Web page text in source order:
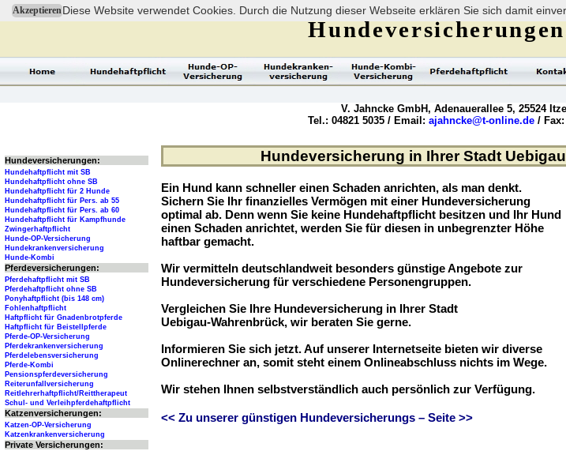
AkzeptierenDiese Website verwendet Cookies. Durch die Nutzung dieser Webseite erklären Sie sich damit
Hundeversicherung in Ihrer Stadt
Ein Hund kann schneller einen Schaden anrichten, als man denkt.
Sichern Sie Ihr finanzielles Vermögen mit einer Hundeversicherung
optimal ab. Denn wenn Sie keine Hundehaftpflicht besitzen und Ihr Hund
einen Schaden anrichtet, werden Sie für diesen in unbegrenzter Höhe
haftbar gemacht.
Wir vermitteln deutschlandweit besonders günstige Angebote zur
Hundeversicherung für verschiedene Personengruppen.
Vergleichen Sie Ihre Hundeversicherung in Ihrer Stadt
Uebigau-Wahrenbrück, wir beraten Sie gerne.
Informieren Sie sich jetzt. Auf unserer Internetseite bieten wir diverse
Onlinerechner an, somit steht einem Onlineabschluss nichts im Wege.
Wir stehen Ihnen selbstverständlich auch persönlich zur Verfügung.
<< Zu unserer günstigen Hundeversicherungs – Seite >>
V. Jahncke GmbH, Adenauerallee 5, 25524
Tel.: 04821 5035 / Email: ajahncke@t-online.de / Fax:
Hundeversicherungen:
Hundehaftpflicht mit SB
Hundehaftpflicht ohne SB
Hundehaftpflicht für 2 Hunde
Hundehaftpflicht für Pers. ab 55
Hundehaftpflicht für Pers. ab 60
Hundehaftpflicht für Kampfhunde
Zwingerhaftpflicht
Hunde-OP-Versicherung
Hundekrankenversicherung
Hunde-Kombi
Pferdeversicherungen:
Pferdehaftpflicht mit SB
Pferdehaftpflicht ohne SB
Ponyhaftpflicht (bis 148 cm)
Fohlenhaftpflicht
Haftpflicht für Gnadenbrotpferde
Haftpflicht für Beistellpferde
Pferde-OP-Versicherung
Pferdekrankenversicherung
Pferdelebensversicherung
Pferde-Kombi
Pensionspferdeversicherung
Reiterunfallversicherung
Reitlehrerhaftpflicht/Reittherapeut
Schul- und Verleihpferdehaftpflicht
Katzenversicherungen:
Katzen-OP-Versicherung
Katzenkrankenversicherung
Private Versicherungen: